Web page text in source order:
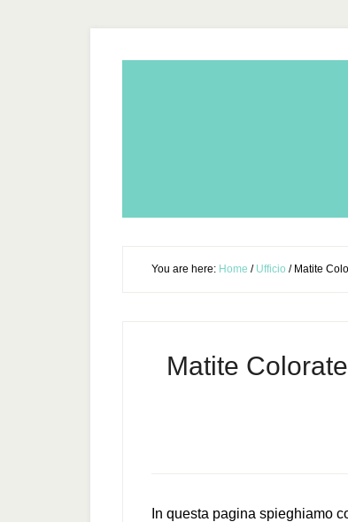
You are here: Home / Ufficio /Matite
Matite
In questa pagina spieghiamo